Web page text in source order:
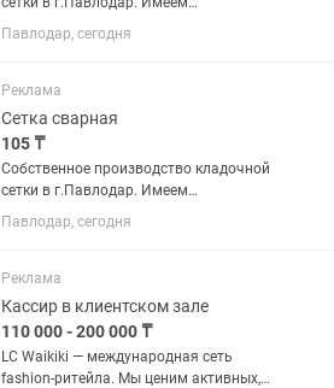
возможность изготовить сетку
арматурную - кладочную ,
d4, d5, d6, d6.5, d8, d10 по вашим
эскизам и...
Павлодар, сегодня
Реклама
Сетка сварная
105 ₸
Собственное производство кладочной
сетки в г.Павлодар. Имеем
возможность изготовить сетку
арматурную - кладочную ,
d4, d5, d6, d6.5, d8, d10 по вашим
эскизам и...
Павлодар, сегодня
Реклама
Кассир в клиентском зале
110 000 - 200 000 ₸
LC Waikiki — международная сеть
fashion-ритейла. Мы ценим активных,